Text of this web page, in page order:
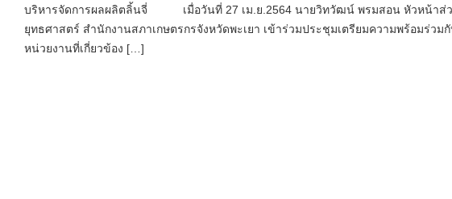
บริหารจัดการผลผลิตลิ้นจี่ เมื่อวันที่ 27 เม.ย.2564 นายวิทวัฒน์ พรมสอน หัวหน้าส่
ยุทธศาสตร์ สำนักงานสภาเกษตรกรจังหวัดพะเยา เข้าร่วมประชุมเตรียมความพร้อมร่วม
หน่วยงานที่เกี่ยวข้อง […]